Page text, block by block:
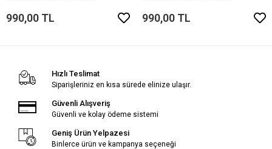
990,00 TL 990,00 TL
Hızlı Teslimat
Siparişleriniz en kısa sürede elinize ulaşır.
Güvenli Alışveriş
Güvenli ve kolay ödeme sistemi
Geniş Ürün Yelpazesi
Binlerce ürün ve kampanya seçeneği